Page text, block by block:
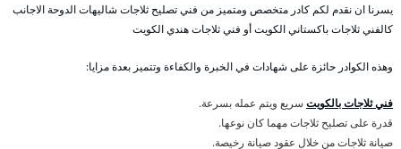
يسرنا ان نقدم لكم كادر متخصص ومتميز من فني تصليح ثلاجات شاليهات الدوحة الاجانب
كالفني ثلاجات باكستاني الكويت أو فني ثلاجات هندي الكويت
وهذه الكوادر حائزة على شهادات في الخبرة والكفاءة وتتميز بعدة مزايا:
فني ثلاجات بالكويت سريع ويتم عمله بسرعة.
قدرة على تصليح ثلاجات مهما كان نوعها.
صيانة ثلاجات من خلال عقود صيانة رخيصة.